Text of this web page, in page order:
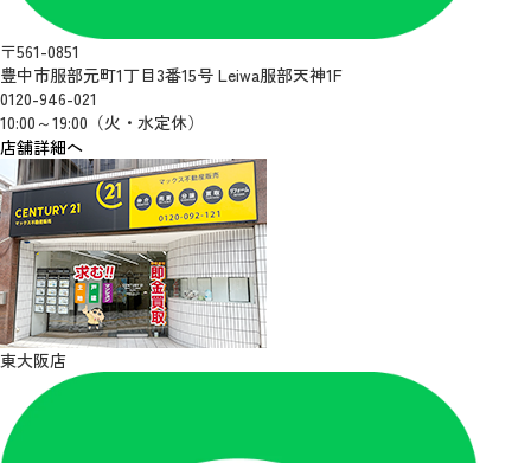
〒561-0851
豊中市服部元町1丁目3番15号 Leiwa服部天神1F
0120-946-021
10:00～19:00（火・水定休）
店舗詳細へ
東大阪店